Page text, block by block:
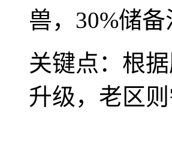
兽，30%储
关键点：根
升级，老区